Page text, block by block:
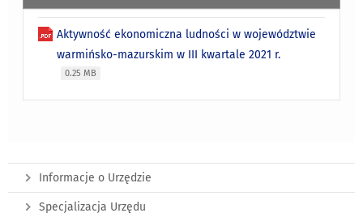
Aktywność ekonomiczna ludności w województwie
warmińsko-mazurskim w III kwartale 2021 r.
0.25 MB
Informacje o Urzędzie
Specjalizacja Urzędu